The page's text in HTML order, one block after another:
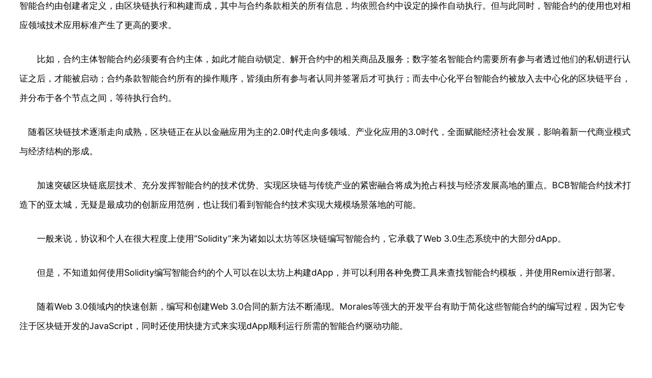
智能合约由创建者定义，由区块链执行和构建而成，其中与合约条款相关的所有信息，均依照合约中设定的操作自动执行。但与此同时，智能合约的使用也对相
应领域技术应用标准产生了更高的要求。
比如，合约主体智能合约必须要有合约主体，如此才能自动锁定、解开合约中的相关商品及服务；数字签名智能合约需要所有参与者透过他们的私钥进行认
证之后，才能被启动；合约条款智能合约所有的操作顺序，皆须由所有参与者认同并签署后才可执行；而去中心化平台智能合约被放入去中心化的区块链平台，
并分布于各个节点之间，等待执行合约。
随着区块链技术逐渐走向成熟，区块链正在从以金融应用为主的2.0时代走向多领域、产业化应用的3.0时代，全面赋能经济社会发展，影响着新一代商业模式
与经济结构的形成。
加速突破区块链底层技术、充分发挥智能合约的技术优势、实现区块链与传统产业的紧密融合将成为抢占科技与经济发展高地的重点。BCB智能合约技术打
造下的亚太城，无疑是最成功的创新应用范例，也让我们看到智能合约技术实现大规模场景落地的可能。
一般来说，协议和个人在很大程度上使用“Solidity”来为诸如以太坊等区块链编写智能合约，它承载了Web 3.0生态系统中的大部分dApp。
但是，不知道如何使用Solidity编写智能合约的个人可以在以太坊上构建dApp，并可以利用各种免费工具来查找智能合约模板，并使用Remix进行部署。
随着Web 3.0领域内的快速创新，编写和创建Web 3.0合同的新方法不断涌现。Morales等强大的开发平台有助于简化这些智能合约的编写过程，因为它专
注于区块链开发的JavaScript，同时还使用快捷方式来实现dApp顺利运行所需的智能合约驱动功能。